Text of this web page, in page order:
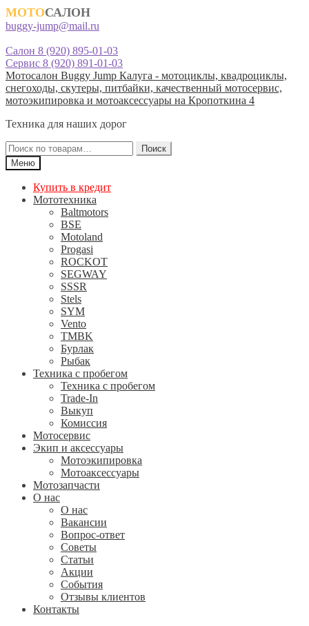
МОТОСАЛОН
buggy-jump@mail.ru
Салон 8 (920) 895-01-03
Сервис 8 (920) 891-01-03
Перейти
к
навигации
Перейти
к
содержимому
Мотосалон Buggy Jump Калуга - мотоциклы, квадроциклы,
снегоходы, скутеры, питбайки, качественный мотосервис,
мотоэкипировка и мотоаксессуары на Кропоткина 4
Техника для наших дорог
Искать:
Поиск
Меню
Купить в кредит
Мототехника
Baltmotors
BSE
Motoland
Progasi
ROCKOT
SEGWAY
SSSR
Stels
SYM
Vento
TMBK
Бурлак
Рыбак
Техника с пробегом
Техника с пробегом
Trade-In
Выкуп
Комиссия
Мотосервис
Экип и аксессуары
Мотоэкипировка
Мотоаксессуары
Мотозапчасти
О нас
О нас
Вакансии
Вопрос-ответ
Советы
Статьи
Акции
События
Отзывы клиентов
Контакты